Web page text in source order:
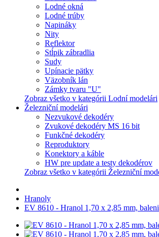
Lodné okná
Lodné trúby
Napináky
Nity
Reflektor
Stĺpik zábradlia
Sudy
Upínacie pätky
Väzobník lán
Zámky tvaru "U"
Zobraz všetko v kategórii Lodní modelári
Železniční modelári
Nezvukové dekodéry
Zvukové dekodéry MS 16 bit
Funkčné dekodéry
Reproduktory
Konektory a káble
HW pre update a testy dekodérov
Zobraz všetko v kategórii Železniční
Hranoly
EV 8610 - Hranol 1,70 x 2,85 mm,